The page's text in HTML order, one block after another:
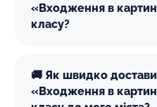
«Входження в
класу?
🚚 Як швидко
«Входження в